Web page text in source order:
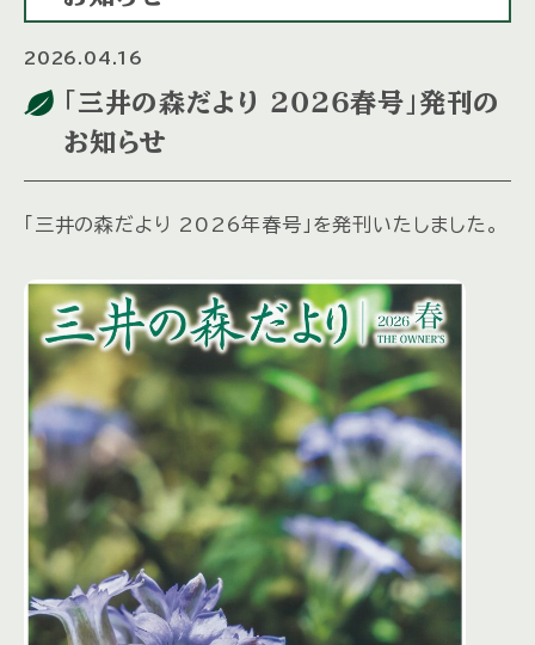
2026.04.16
「三井の森だより ２０２６春号」発刊の
お知らせ
「三井の森だより 2026年春号」を発刊いたしました。